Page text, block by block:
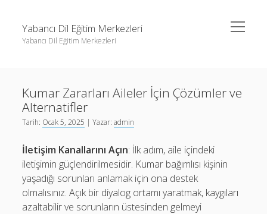
Yabancı Dil Eğitim Merkezleri
Yabancı Dil Eğitim Merkezleri
menüyü
aç
Liste
Sayfa Listesi
Threads Beğeni Çoğaltma Bedava
Instagram Gizli Profil Görme
Sayfa Listesi
Shorts Abone Arttırma Ücretsiz
Threads Beğeni Çoğaltma Bedava
Kumar Zararları Aileler İçin Çözümler ve
Alternatifler
Tarih: Ocak 5, 2025 | Yazar:admin
İletişim Kanallarını Açın: İlk adım, aile içindeki
iletişimin güçlendirilmesidir. Kumar bağımlısı kişinin
yaşadığı sorunları anlamak için ona destek
olmalısınız. Açık bir diyalog ortamı yaratmak, kaygıları
azaltabilir ve sorunların üstesinden gelmeyi